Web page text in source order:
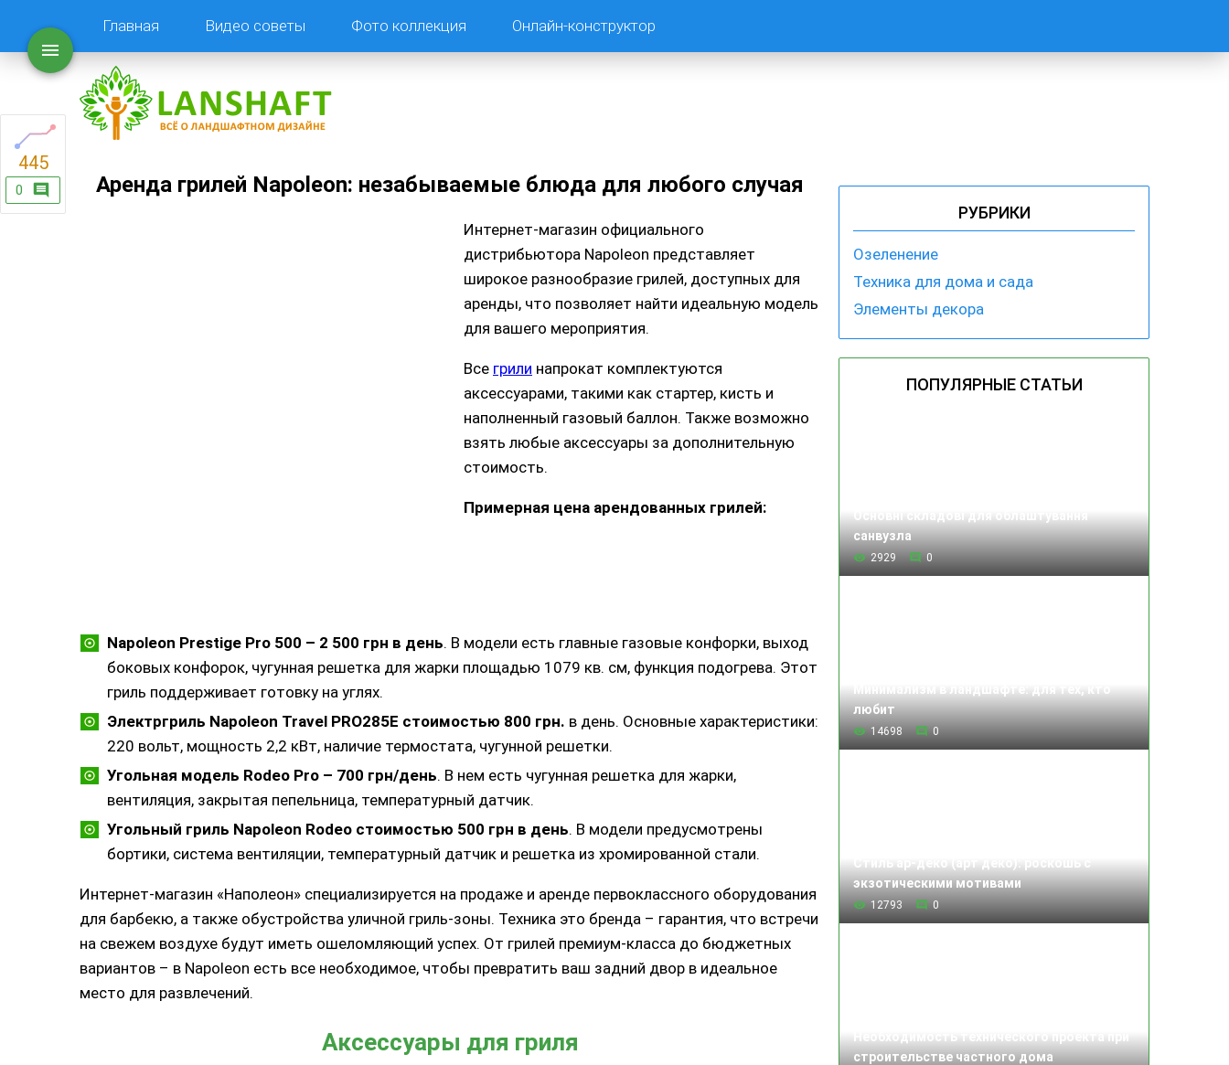
Главная Видео советы Фото коллекция Онлайн-конструктор
РУБРИКИ
Озеленение
Техника для дома и сада
Элементы декора
ПОПУЛЯРНЫЕ СТАТЬИ
санвузла
2929 0
любит
14698 0
экзотическими мотивами
12793 0
строительстве частного дома
Аренда грилей Napoleon: незабываемые блюда для любого случая
0
445
Интернет-магазин официального
дистрибьютора Napoleon представляет
широкое разнообразие грилей, доступных для
аренды, что позволяет найти идеальную модель
для вашего мероприятия.
Все грили напрокат комплектуются
аксессуарами, такими как стартер, кисть и
наполненный газовый баллон. Также возможно
взять любые аксессуары за дополнительную
стоимость.
Примерная цена арендованных грилей:
Napoleon Prestige Pro 500 – 2 500 грн в день. В модели есть главные газовые конфорки, выход
боковых конфорок, чугунная решетка для жарки площадью 1079 кв. см, функция подогрева. Этот
гриль поддерживает готовку на углях.
Электргриль Napoleon Travel PRO285E стоимостью 800 грн. в день. Основные характеристики:
220 вольт, мощность 2,2 кВт, наличие термостата, чугунной решетки.
Угольная модель Rodeo Pro – 700 грн/день. В нем есть чугунная решетка для жарки,
вентиляция, закрытая пепельница, температурный датчик.
Угольный гриль Napoleon Rodeo стоимостью 500 грн в день. В модели предусмотрены
бортики, система вентиляции, температурный датчик и решетка из хромированной стали.
Интернет-магазин «Наполеон» специализируется на продаже и аренде первоклассного оборудования
для барбекю, а также обустройства уличной гриль-зоны. Техника это бренда – гарантия, что встречи
на свежем воздухе будут иметь ошеломляющий успех. От грилей премиум-класса до бюджетных
вариантов – в Napoleon есть все необходимое, чтобы превратить ваш задний двор в идеальное
место для развлечений.
Аксессуары для гриля